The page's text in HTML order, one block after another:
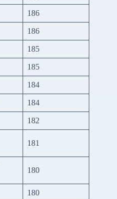
186
186
185
185
184
184
182
181
180
180